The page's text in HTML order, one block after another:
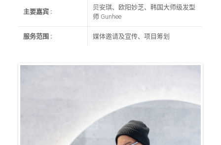
主要嘉宾 :
贝安琪、欧阳妙芝、韩国大师级发型
师 Gunhee
服务范围 : 媒体邀请及宣传、项目筹划